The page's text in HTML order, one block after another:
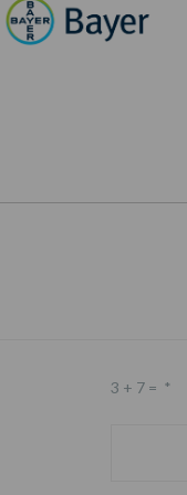
3 + 7 = *